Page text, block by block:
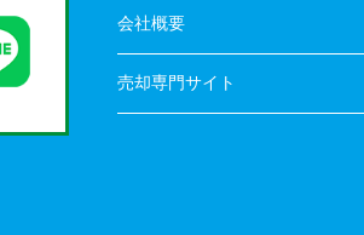
会社概要
売却専門サイト